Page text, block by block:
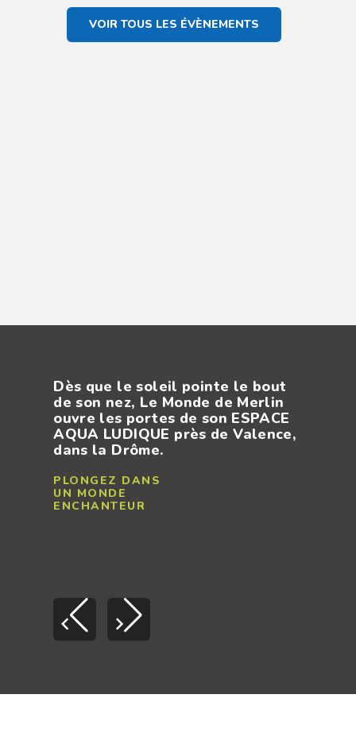
VOIR TOUS LES ÉVÈNEMENTS
Dès que le soleil pointe le bout
de son nez, Le Monde de Merlin
ouvre les portes de son ESPACE
AQUA LUDIQUE près de Valence,
dans la Drôme.
PLONGEZ DANS
UN MONDE
ENCHANTEUR